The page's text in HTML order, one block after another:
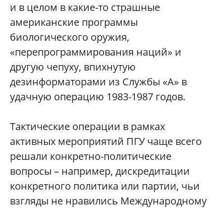
и в целом в какие-то страшные
американские программы
биологического оружия,
«перепрограммирования наций» и
другую чепуху, впихнутую
дезинформаторами из Службы «А» в
удачную операцию 1983-1987 годов.
Тактические операции в рамках
активных мероприятий ПГУ чаще всего
решали конкретно-политические
вопросы – например, дискредитации
конкретного политика или партии, чьи
взгляды не нравились Международному